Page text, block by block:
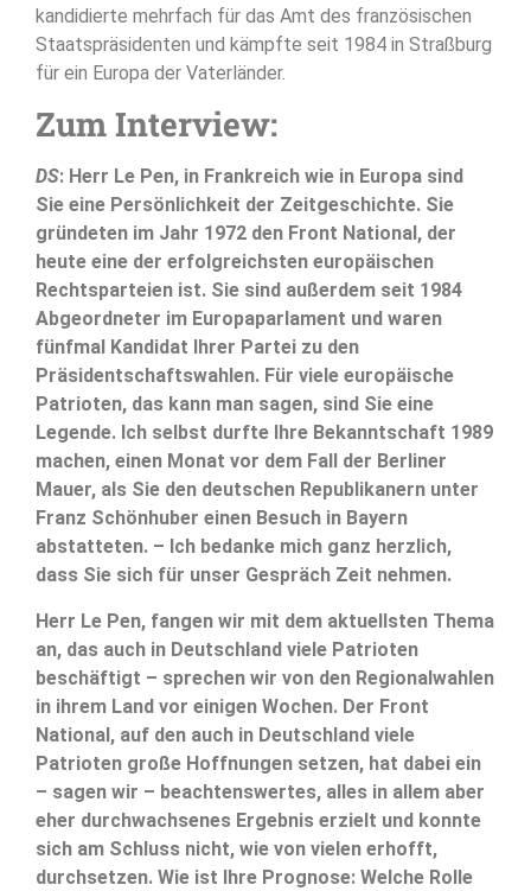
kandidierte mehrfach für das Amt des französischen
Staatspräsidenten und kämpfte seit 1984 in Straßburg
für ein Europa der Vaterländer.
Zum Interview:
DS: Herr Le Pen, in Frankreich wie in Europa sind
Sie eine Persönlichkeit der Zeitgeschichte. Sie
gründeten im Jahr 1972 den Front National, der
heute eine der erfolgreichsten europäischen
Rechtsparteien ist. Sie sind außerdem seit 1984
Abgeordneter im Europaparlament und waren
fünfmal Kandidat Ihrer Partei zu den
Präsidentschaftswahlen. Für viele europäische
Patrioten, das kann man sagen, sind Sie eine
Legende. Ich selbst durfte Ihre Bekanntschaft 1989
machen, einen Monat vor dem Fall der Berliner
Mauer, als Sie den deutschen Republikanern unter
Franz Schönhuber einen Besuch in Bayern
abstatteten. – Ich bedanke mich ganz herzlich,
dass Sie sich für unser Gespräch Zeit nehmen.
Herr Le Pen, fangen wir mit dem aktuellsten Thema
an, das auch in Deutschland viele Patrioten
beschäftigt – sprechen wir von den Regionalwahlen
in ihrem Land vor einigen Wochen. Der Front
National, auf den auch in Deutschland viele
Patrioten große Hoffnungen setzen, hat dabei ein
– sagen wir – beachtenswertes, alles in allem aber
eher durchwachsenes Ergebnis erzielt und konnte
sich am Schluss nicht, wie von vielen erhofft,
durchsetzen. Wie ist Ihre Prognose: Welche Rolle